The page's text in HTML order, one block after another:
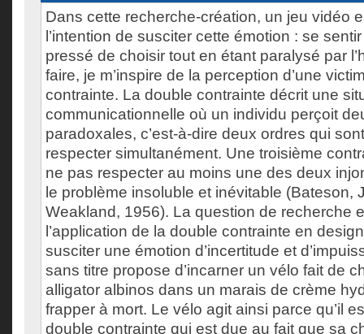
Dans cette recherche-création, un jeu vidéo
l’intention de susciter cette émotion : se
pressé de choisir tout en étant paralysé par
faire, je m’inspire de la perception d’une
contrainte. La double contrainte décrit une
communicationnelle où un individu perçoit
paradoxales, c’est-à-dire deux ordres qui
respecter simultanément. Une troisième
ne pas respecter au moins une des deux
le problème insoluble et inévitable (Bateson,
Weakland, 1956). La question de recherche
l’application de la double contrainte en
susciter une émotion d’incertitude et
sans titre propose d’incarner un vélo fait de
alligator albinos dans un marais de crème
frapper à mort. Le vélo agit ainsi parce qu’il
double contrainte qui est due au fait que sa